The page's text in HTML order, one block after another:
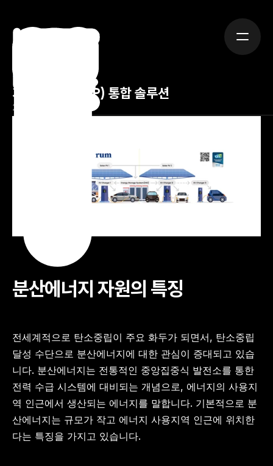
Tech
가상발전소(VPP) 통합 솔루션
2025년 4월 25일
분산에너지 자원의 특징
전세계적으로 탄소중립이 주요 화두가 되면서, 탄소중립
달성 수단으로 분산에너지에 대한 관심이 증대되고 있습
니다. 분산에너지는 전통적인 중앙집중식 발전소를 통한
전력 수급 시스템에 대비되는 개념으로, 에너지의 사용지
역 인근에서 생산되는 에너지를 말합니다. 기본적으로 분
산에너지는 규모가 작고 에너지 사용지역 인근에 위치한
다는 특징을 가지고 있습니다.